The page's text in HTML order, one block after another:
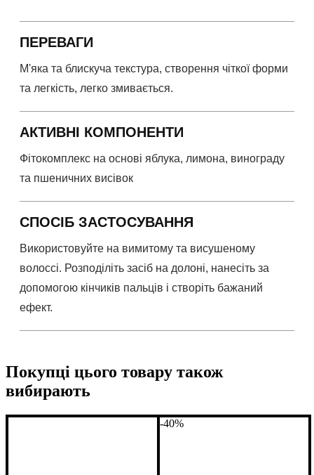
ПЕРЕВАГИ
М'яка та блискуча текстура, створення чіткої форми
та легкість, легко змивається.
АКТИВНІ КОМПОНЕНТИ
Фітокомплекс на основі яблука, лимона, винограду
та пшеничних висівок
СПОСІБ ЗАСТОСУВАННЯ
Використовуйте на вимитому та висушеному
волоссі. Розподіліть засіб на долоні, нанесіть за
допомогою кінчиків пальців і створіть бажаний
ефект.
Покупці цього товару також
вибирають
-40%